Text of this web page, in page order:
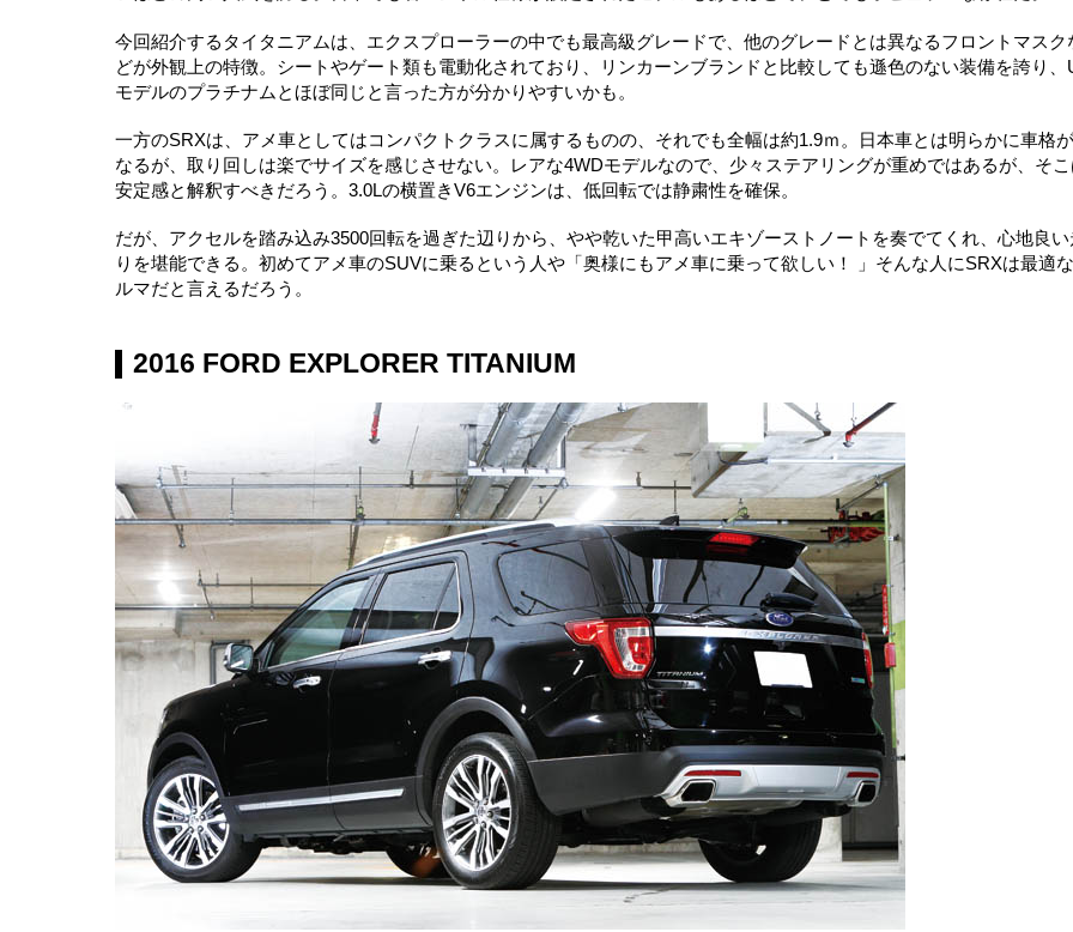
今回紹介するタイタニアムは、エクスプローラーの中でも最高級グレードで、他のグレードとは異なるフロントマスク
どが外観上の特徴。シートやゲート類も電動化されており、リンカーンブランドと比較しても遜色のない装備を誇り、
モデルのプラチナムとほぼ同じと言った方が分かりやすいかも。
一方のSRXは、アメ車としてはコンパクトクラスに属するものの、それでも全幅は約1.9ｍ。日本車とは明らかに車格
なるが、取り回しは楽でサイズを感じさせない。レアな4WDモデルなので、少々ステアリングが重めではあるが、そ
安定感と解釈すべきだろう。3.0Lの横置きV6エンジンは、低回転では静粛性を確保。
だが、アクセルを踏み込み3500回転を過ぎた辺りから、やや乾いた甲高いエキゾーストノートを奏でてくれ、心地良い
りを堪能できる。初めてアメ車のSUVに乗るという人や「奥様にもアメ車に乗って欲しい！ 」そんな人にSRXは最適
ルマだと言えるだろう。
2016 FORD EXPLORER TITANIUM